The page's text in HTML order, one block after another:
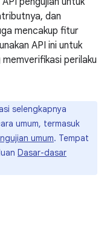
dan
mencakup fitur
API ini untuk
perilaku
selengkapnya
umum, termasuk
umum. Tempat
Dasar-dasar